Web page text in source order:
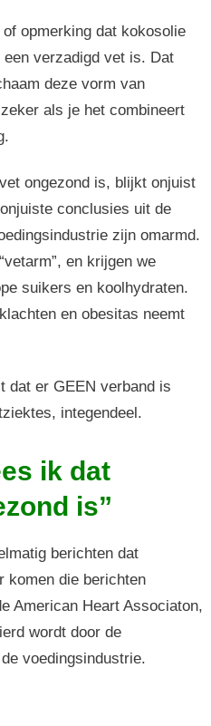
opmerking dat kokosolie
verzadigd vet is. Dat
deze vorm van
als je het combineert
ongezond is, blijkt onjuist
conclusies uit de
zijn omarmd.
en krijgen we
suikers en koolhydraten.
en obesitas neemt
dat er GEEN verband is
integendeel.
ik dat
is”
berichten dat
komen die berichten
American Heart Associaton,
wordt door de
voedingsindustrie.